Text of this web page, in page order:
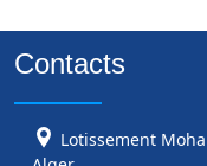
Contacts
Lotissement